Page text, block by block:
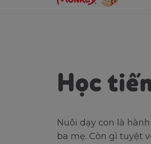
Học
Nuôi dạy con là
ba mẹ. Còn gì tuyệt